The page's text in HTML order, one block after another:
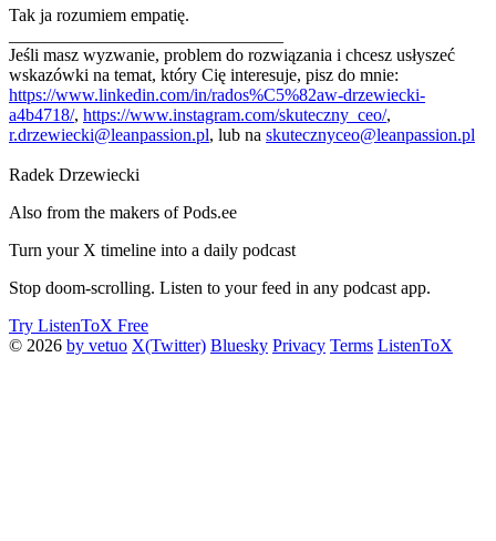
Tak ja rozumiem empatię.
Jeśli masz wyzwanie, problem do rozwiązania i chcesz usłyszeć
wskazówki na temat, który Cię interesuje, pisz do mnie:
https://www.linkedin.com/in/rados%C5%82aw-drzewiecki-
a4b4718/, https://www.instagram.com/skuteczny_ceo/,
r.drzewiecki@leanpassion.pl, lub na skutecznyceo@leanpassion.pl
Radek Drzewiecki
Also from the makers of Pods.ee
Turn your X timeline into a daily podcast
Stop doom-scrolling. Listen to your feed in any podcast app.
Try ListenToX Free
© 2026 by vetuo X(Twitter) Bluesky Privacy Terms ListenToX